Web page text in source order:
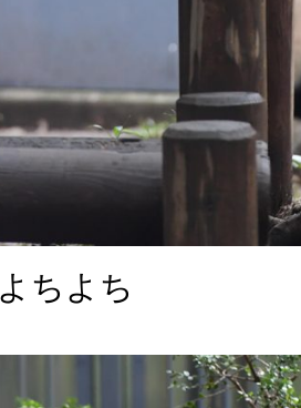
よちよち